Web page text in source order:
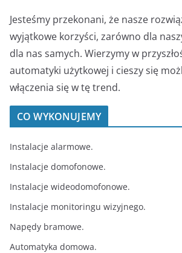
Jesteśmy przekonani, że nasze
wyjątkowe korzyści, zarówno dla
dla nas samych. Wierzymy w
automatyki użytkowej i cieszy się
włączenia się w tę trend.
CO WYKONUJEMY
Instalacje alarmowe.
Instalacje domofonowe.
Instalacje wideodomofonowe.
Instalacje monitoringu wizyjnego.
Napędy bramowe.
Automatyka domowa.